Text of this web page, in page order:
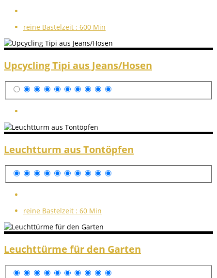
reine Bastelzeit : 600 Min
Upcycling Tipi aus Jeans/Hosen
Leuchtturm aus Tontöpfen
reine Bastelzeit : 60 Min
Leuchttürme für den Garten